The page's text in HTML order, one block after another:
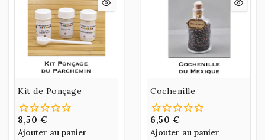
Kit de Ponçage
8,50 €
Ajouter au panier
Cochenille
6,50 €
Ajouter au panier